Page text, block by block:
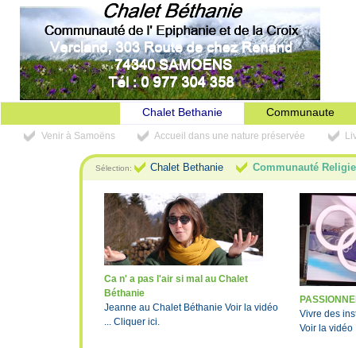
Chalet Bethanie Communaute
Venir à Samoëns Accueil dans une nature préservée
Sélection: Chalet Bethanie Communauté
Ca n' a pas l'air si mal au Chalet
Béthanie
Jeanne au Chalet Béthanie Voir la vidéo
... Cliquer ici.
Vivre des
Voir la vidéo